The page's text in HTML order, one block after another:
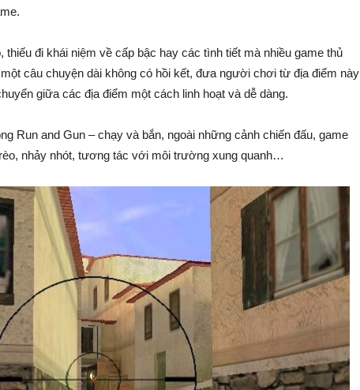
thiếu đi khái niệm về cấp bậc hay các tình tiết mà nhiều game thủ
một câu chuyện dài không có hồi kết, đưa người chơi từ địa điểm này
giữa các địa điểm một cách linh hoạt và dễ dàng.
Run and Gun – chạy và bắn, ngoài những cảnh chiến đấu, game
nhảy nhót, tương tác với môi trường xung quanh…